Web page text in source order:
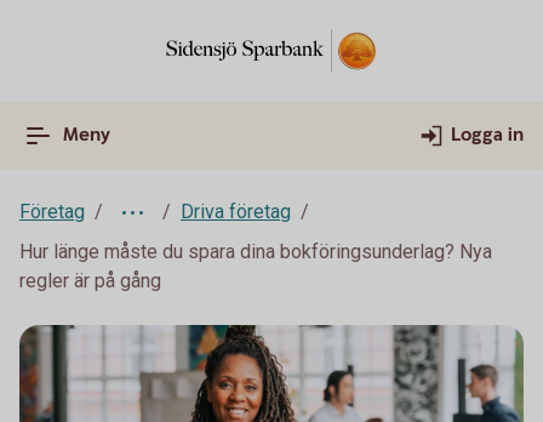
Meny Logga in
Företag
Driva företag
Hur länge måste du spara dina bokföringsunderlag? Nya
regler är på gång